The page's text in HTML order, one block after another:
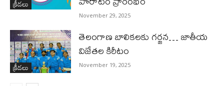
క్రీడలు
November 29, 2025
క్రీడలు
తెలంగాణ బాలికలకు గర్జన… జాతీయ
విజేతల కిరీటం
November 19, 2025